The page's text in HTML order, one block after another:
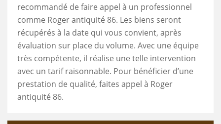
recommandé de faire appel à un professionnel
comme Roger antiquité 86. Les biens seront
récupérés à la date qui vous convient, après
évaluation sur place du volume. Avec une équipe
très compétente, il réalise une telle intervention
avec un tarif raisonnable. Pour bénéficier d’une
prestation de qualité, faites appel à Roger
antiquité 86.